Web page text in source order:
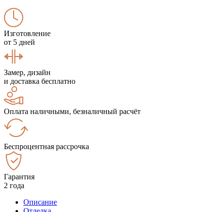
Изготовление
от 5 дней
Замер, дизайн
и доставка бесплатно
Оплата наличными, безналичный расчёт
Беспроцентная рассрочка
Гарантия
2 года
Описание